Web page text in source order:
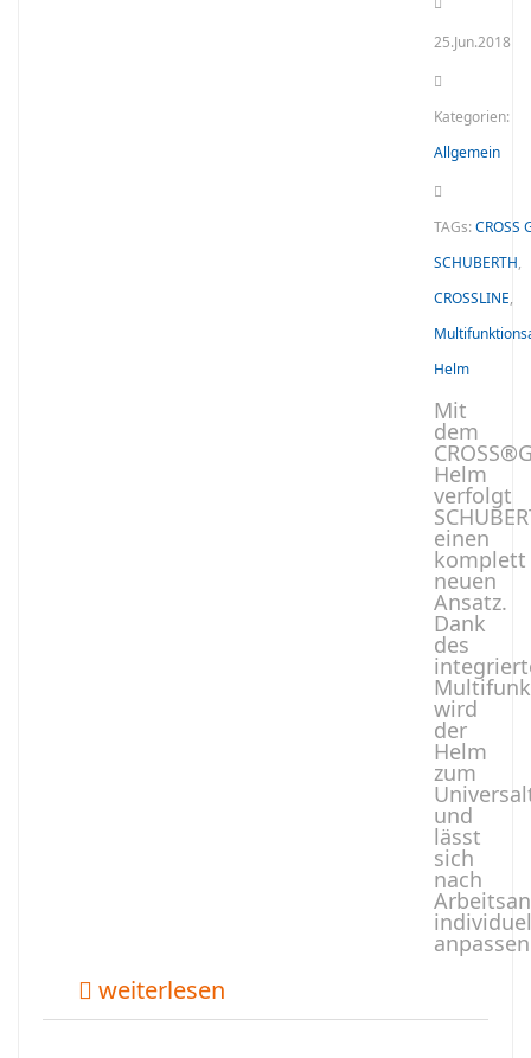
25.Jun.2018
Kategorien:
Allgemein
TAGs:CROSS
SCHUBERTH,
CROSSLINE,
Helm
Mit
dem
Helm
verfolgt
einen
komplett
neuen
Ansatz.
Dank
des
wird
der
Helm
zum
und
lässt
sich
nach
weiterlesen